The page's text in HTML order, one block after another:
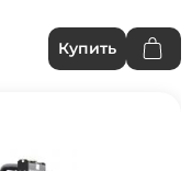
Купить